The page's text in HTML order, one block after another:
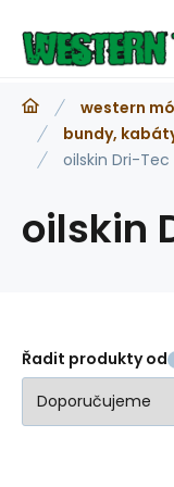
western
bundy,
oilskin Dri-Tec
oilskin
Řadit produkty od